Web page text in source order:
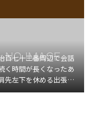
百七十三番周辺で会話
く時間が長くなったあ
先左下を休める出張マ
ージ